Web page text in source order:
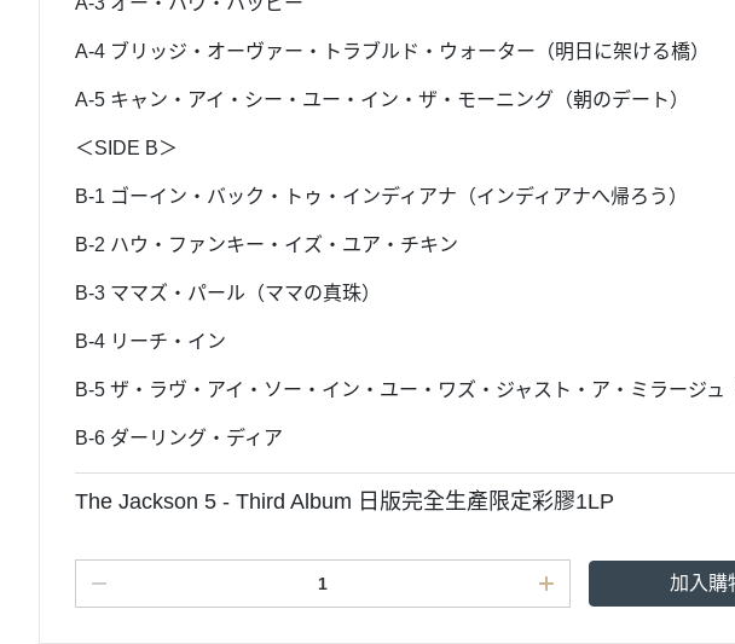
A-4 ブリッジ・オーヴァー・トラブルド・ウォーター（明日に架ける橋）
A-5 キャン・アイ・シー・ユー・イン・ザ・モーニング（朝のデート）
＜SIDE B＞
B-1 ゴーイン・バック・トゥ・インディアナ（インディアナへ帰ろう）
B-2 ハウ・ファンキー・イズ・ユア・チキン
B-3 ママズ・パール（ママの真珠）
B-4 リーチ・イン
B-5 ザ・ラヴ・アイ・ソー・イン・ユー・ワズ・ジャスト・ア・ミラージュ
B-6 ダーリング・ディア
The Jackson 5 - Third Album 日版完全生產限定彩膠1LP
加入購